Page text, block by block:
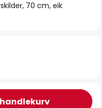
70 cm, eik